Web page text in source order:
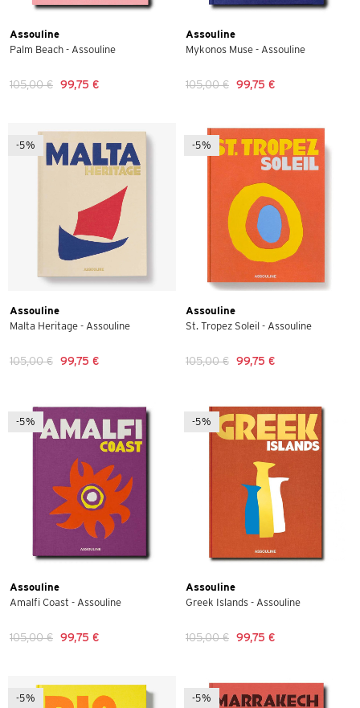
Assouline
Palm Beach - Assouline
105,00 € 99,75 €
Assouline
Mykonos Muse - Assouline
105,00 € 99,75 €
-5%
Assouline
Malta Heritage - Assouline
105,00 € 99,75 €
-5%
Assouline
St. Tropez Soleil - Assouline
105,00 € 99,75 €
-5%
Assouline
Amalfi Coast - Assouline
105,00 € 99,75 €
-5%
Assouline
Greek Islands - Assouline
105,00 € 99,75 €
-5% -5%